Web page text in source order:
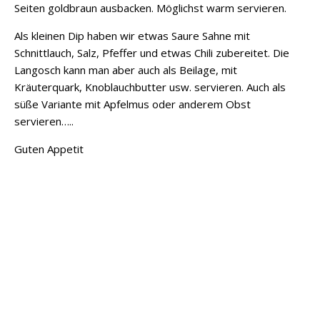
Seiten goldbraun ausbacken. Möglichst warm servieren.
Als kleinen Dip haben wir etwas Saure Sahne mit
Schnittlauch, Salz, Pfeffer und etwas Chili zubereitet. Die
Langosch kann man aber auch als Beilage, mit
Kräuterquark, Knoblauchbutter usw. servieren. Auch als
süße Variante mit Apfelmus oder anderem Obst
servieren…..
Guten Appetit